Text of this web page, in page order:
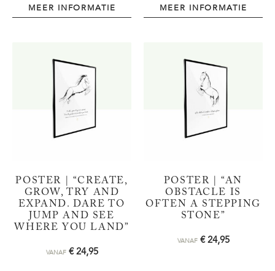
MEER INFORMATIE MEER INFORMATIE
POSTER | “CREATE,
GROW, TRY AND
EXPAND. DARE TO
JUMP AND SEE
WHERE YOU LAND”
VANAF €24,95
POSTER | “AN
OBSTACLE IS
OFTEN A STEPPING
STONE”
VANAF €24,95